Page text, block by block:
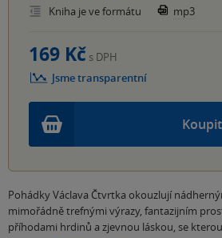
Kniha je ve formátu
mp3
Koupit
169 Kč s DPH
Jsme transparentní
Pohádky Václava Čtvrtka okouzlují
mimořádně trefnými výrazy, fantazijním
příhodami hrdinů a zjevnou láskou, se